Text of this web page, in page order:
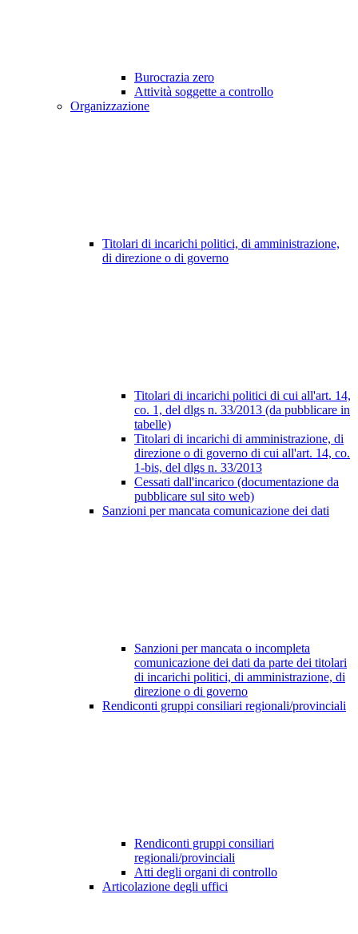
Burocrazia zero
Attività soggette a controllo
Organizzazione
Titolari di incarichi politici, di amministrazione,
di direzione o di governo
Titolari di incarichi politici di cui all'art. 14,
co. 1, del dlgs n. 33/2013 (da pubblicare in
tabelle)
Titolari di incarichi di amministrazione, di
direzione o di governo di cui all'art. 14, co.
1-bis, del dlgs n. 33/2013
Cessati dall'incarico (documentazione da
pubblicare sul sito web)
Sanzioni per mancata comunicazione dei dati
Sanzioni per mancata o incompleta
comunicazione dei dati da parte dei titolari
di incarichi politici, di amministrazione, di
direzione o di governo
Rendiconti gruppi consiliari regionali/provinciali
Rendiconti gruppi consiliari
regionali/provinciali
Atti degli organi di controllo
Articolazione degli uffici